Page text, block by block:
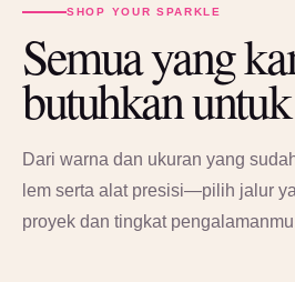
SHOP YOUR SPARKLE
Semua yang
butuhkan
Dari warna dan ukuran yang
lem serta alat presisi—pilih jalur
proyek dan tingkat